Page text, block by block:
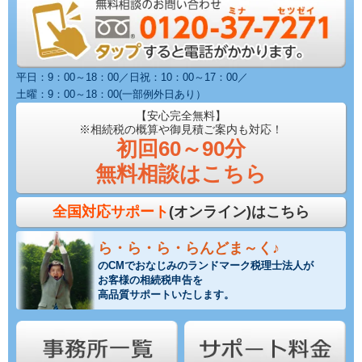
平日：9：00～18：00／日祝：10：00～17：00／
土曜：9：00～18：00(一部例外日あり）
【安心完全無料】
※相続税の概算や御見積ご案内も対応！
初回60～90分
無料相談はこちら
全国対応サポート(オンライン)はこちら
ら・ら・ら・らんどま～く♪
のCMでおなじみのランドマーク税理士法人が
お客様の相続税申告を
高品質サポートいたします。